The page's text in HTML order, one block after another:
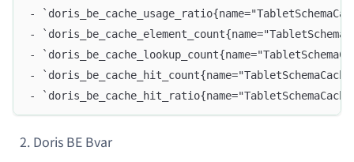
-
-
-
-
-
Doris BE Bvar